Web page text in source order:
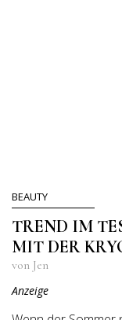
BEAUTY
TREND IM
MIT DER
von Jen
Anzeige